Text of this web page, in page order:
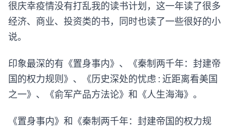
很庆幸疫情没有打乱我的读书计划，这一年读了很多
经济、商业、投资类的书，同时也读了一些很好的小
说。
印象最深的有《置身事内》、《秦制两千年：封建帝
国的权力规则》、《历史深处的忧虑 : 近距离看美国
之一》、《俞军产品方法论》和《人生海海》。
《置身事内》和《秦制两千年：封建帝国的权力规